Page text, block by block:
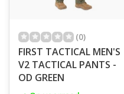
(0)
FIRST TACTICAL MEN'S
V2 TACTICAL PANTS -
OD GREEN